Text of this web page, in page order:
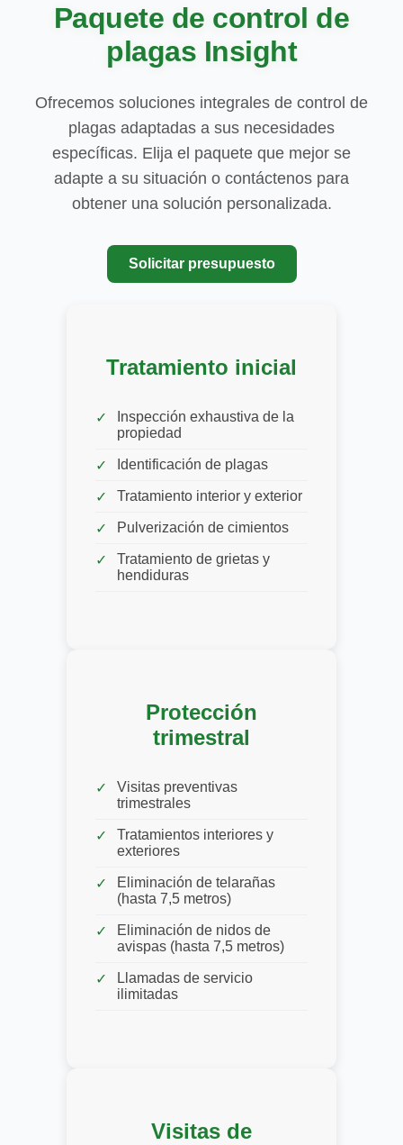
Paquete de control de
plagas Insight
Ofrecemos soluciones integrales de control de
plagas adaptadas a sus necesidades
específicas. Elija el paquete que mejor se
adapte a su situación o contáctenos para
obtener una solución personalizada.
Solicitar presupuesto
Tratamiento inicial
Inspección exhaustiva de la
propiedad
Identificación de plagas
Tratamiento interior y exterior
Pulverización de cimientos
Tratamiento de grietas y
hendiduras
Protección
trimestral
Visitas preventivas
trimestrales
Tratamientos interiores y
exteriores
Eliminación de telarañas
(hasta 7,5 metros)
Eliminación de nidos de
avispas (hasta 7,5 metros)
Llamadas de servicio
ilimitadas
Visitas de